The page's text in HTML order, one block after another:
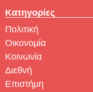
Κατηγορίες
Πολιτική
Οικονομία
Κοινωνία
Διεθνή
Επιστήμη